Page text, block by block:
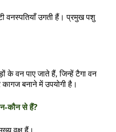
वनस्पतियाँ उगती हैं। प्रमुख पशु
के वन पाए जाते हैं, जिन्हें टैगा वन
बनाने में उपयोगी है।
कौन से हैं?